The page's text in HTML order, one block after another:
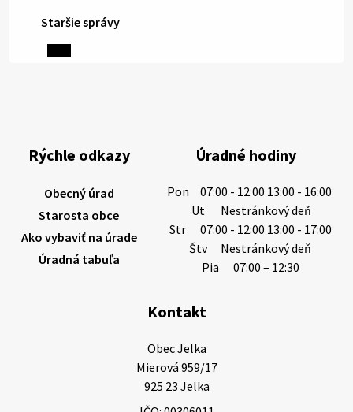
6. augusta 2026 08:13
výdatnosti vodárenských zdrojov.
Západoslovenská vodárenská spoločnosť preto
6. augusta 2026 08:12
5. augusta 2026 13:10
Smútočný oznam: 05.08.2026 1/ Vážení obyvatelia!S
hlbokým zármutkom Vám oznamujeme, že vo veku
73 rokov nás opustila Irena Tanková, rodená
Tanková. Pohreb zosnulej bude dňa 6.08.20…
Staršie správy
Rýchle odkazy
Obecný úrad
Starosta obce
Ako vybaviť na úrade
Úradná tabuľa
Úradné hodiny
Pon
07:00 - 12:00 13:00 - 16:00
Ut
Nestránkový deň
Str
07:00 - 12:00 13:00 - 17:00
Štv
Nestránkový deň
Pia
07:00 – 12:30
Kontakt
Obec Jelka
Mierová 959/17
925 23 Jelka